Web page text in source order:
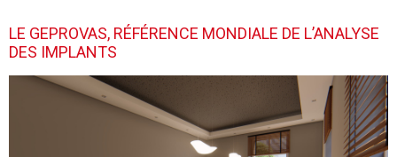
LE GEPROVAS, RÉFÉRENCE MONDIALE DE L’ANALYSE
DES IMPLANTS